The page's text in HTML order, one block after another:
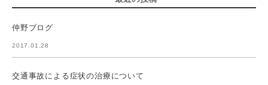
仲野ブログ
2017.01.28
交通事故による症状の治療について